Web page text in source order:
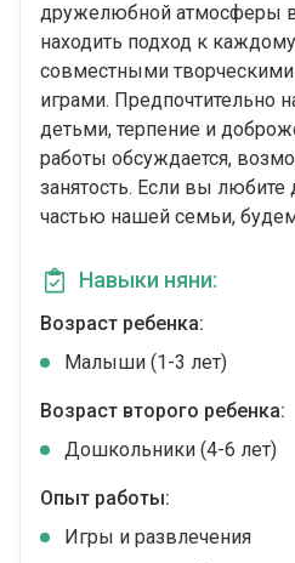
дружелюбной атмосферы
находить подход к
совместными
играми. Предпочтительно
детьми, терпение и
работы обсуждается,
занятость. Если вы любите
частью нашей семьи,
Навыки няни:
Возраст ребенка:
Малыши (1-3 лет)
Возраст второго ребенка:
Дошкольники (4-6 лет)
Опыт работы:
Игры и развлечения